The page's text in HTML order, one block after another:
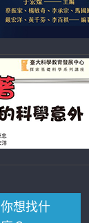
你想找什